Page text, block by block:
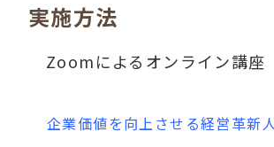
実施方法
Zoomによるオンライン講座
企業価値を向上させる経営革新